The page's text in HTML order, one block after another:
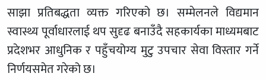
साझा प्रतिबद्धता व्यक्त गरिएको छ। सम्मेलनले विद्यमान
स्वास्थ्य पूर्वाधारलाई थप सुदृढ बनाउँदै सहकार्यका माध्यमबाट
प्रदेशभर आधुनिक र पहुँचयोग्य मुटु उपचार सेवा विस्तार गर्ने
निर्णयसमेत गरेको छ।